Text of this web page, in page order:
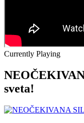
Currently Playing
sveta!